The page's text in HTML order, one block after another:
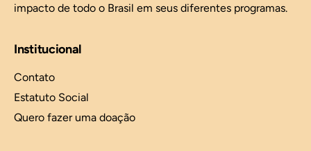
impacto de todo o Brasil em seus diferentes programas.
Institucional
Contato
Estatuto Social
Quero fazer uma doação